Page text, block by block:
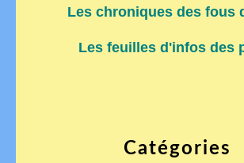
Catégories
Les chroniques des fous
Les feuilles d'infos des